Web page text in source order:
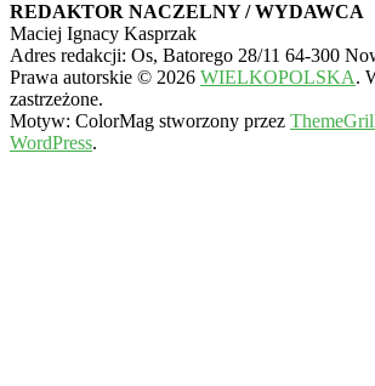
REDAKTOR NACZELNY / WYDAWCA
Maciej Ignacy Kasprzak
Adres redakcji: Os, Batorego 28/11 64-300
Prawa autorskie © 2026 WIELKOPOLSKA.
zastrzeżone.
Motyw: ColorMag stworzony przez
WordPress.